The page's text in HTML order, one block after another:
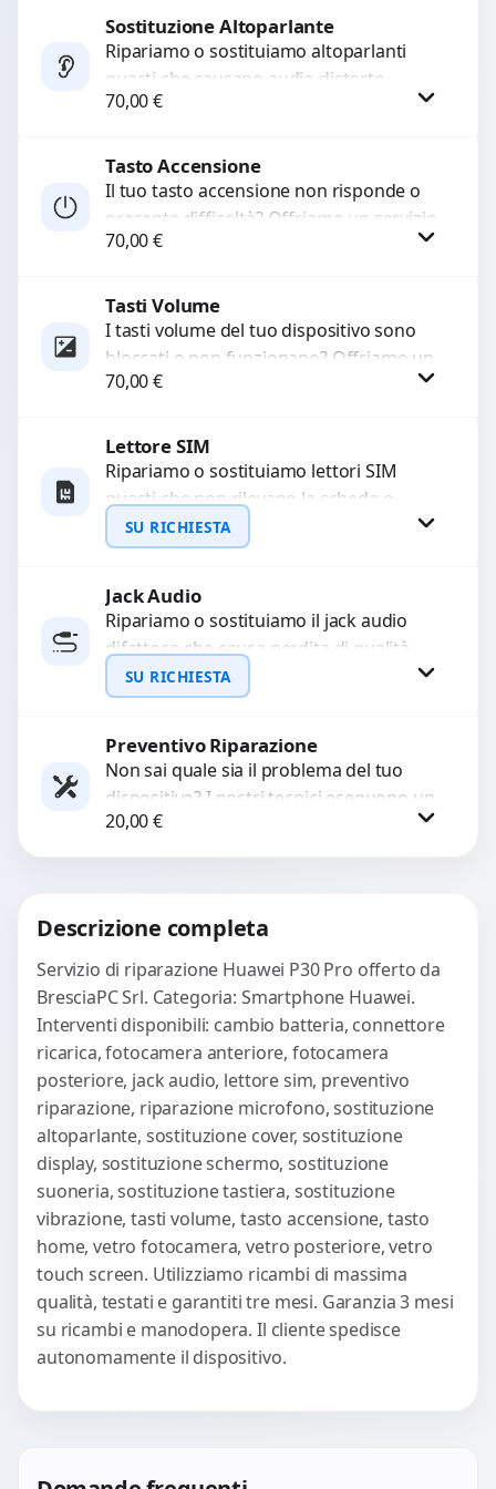
di...
Procedi
Sostituzione Altoparlante
Ripariamo o sostituiamo altoparlanti
guasti che causano audio distorto,
basso o assente. Utilizziamo ricambi di
70,00€
Procedi
Tasto Accensione
Il tuo tasto accensione non risponde o
presenta difficoltà? Offriamo un servizio
professionale di riparazione o
70,00€
Tasti Volume
I tasti volume del tuo dispositivo sono
bloccati o non funzionano? Offriamo un
servizio di riparazione o sostituzione
70,00€
Lettore SIM
Ripariamo o sostituiamo lettori SIM
guasti che non rilevano la scheda o
interrompono il segnale. Utilizziamo
ricambi testati e garantiti...
SU RICHIESTA
Richiedi Preventivo
WhatsApp
Jack Audio
Ripariamo o sostituiamo il jack audio
difettoso che causa perdita di qualità
sonora o impossibilità di collegare cuffie
e accessori....
SU RICHIESTA
Richiedi Preventivo
WhatsApp
Preventivo Riparazione
Non sai quale sia il problema del tuo
dispositivo? I nostri tecnici eseguono un
check-up completo con strumenti
avanzati per...
20,00€
Descrizione completa
Servizio di riparazione Huawei P30 Pro offerto da
BresciaPC Srl. Categoria: Smartphone Huawei.
Interventi disponibili: cambio batteria, connettore
ricarica, fotocamera anteriore, fotocamera
posteriore, jack audio, lettore sim, preventivo
riparazione, riparazione microfono, sostituzione
altoparlante, sostituzione cover, sostituzione
display, sostituzione schermo, sostituzione
suoneria, sostituzione tastiera, sostituzione
vibrazione, tasti volume, tasto accensione, tasto
home, vetro fotocamera, vetro posteriore, vetro
touch screen. Utilizziamo ricambi di massima
qualità, testati e garantiti tre mesi. Garanzia 3 mesi
su ricambi e manodopera. Il cliente spedisce
autonomamente il dispositivo.